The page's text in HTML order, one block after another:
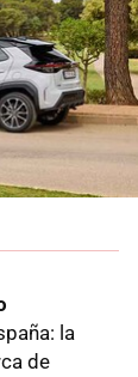
la
de